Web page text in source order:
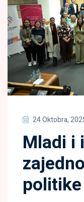
24 Oktobra,
Mladi i
politike